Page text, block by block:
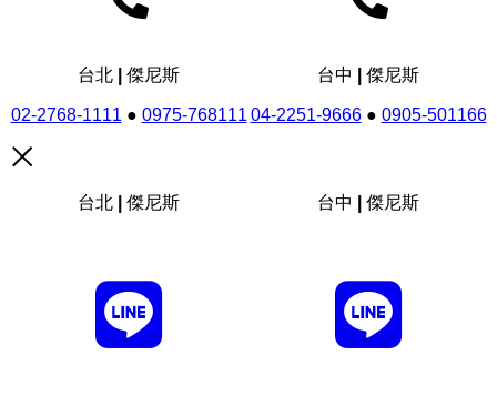
台北 | 傑尼斯
02-2768-1111 ● 0975-768111
台中 | 傑尼斯
04-2251-9666● 0905-501166
台北 | 傑尼斯 台中 | 傑尼斯